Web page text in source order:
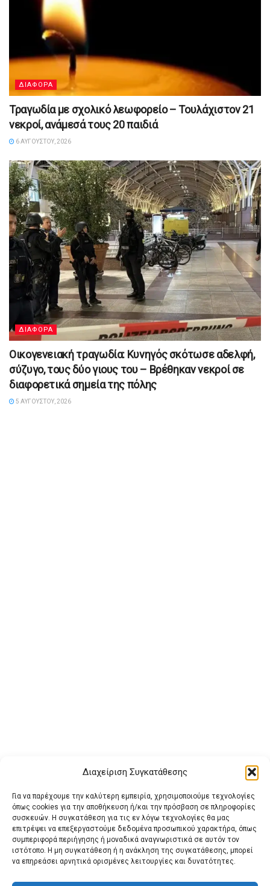
Διαχείριση Συγκατάθεσης
Για να παρέχουμε την καλύτερη εμπειρία, χρησιμοποιούμε τεχνολογίες
όπως cookies για την αποθήκευση ή/και την πρόσβαση σε πληροφορίες
συσκευών. Η συγκατάθεση για τις εν λόγω τεχνολογίες θα μας
επιτρέψει να επεξεργαστούμε δεδομένα προσωπικού χαρακτήρα, όπως
συμπεριφορά περιήγησης ή μοναδικά αναγνωριστικά σε αυτόν τον
ιστότοπο. Η μη συγκατάθεση ή η ανάκληση της συγκατάθεσης, μπορεί
να επηρεάσει αρνητικά ορισμένες λειτουργίες και δυνατότητες.
ΔΙΑΦΟΡΑ
Τραγωδία με σχολικό λεωφορείο – Τουλάχιστον 21
νεκροί, ανάμεσά τους 20 παιδιά
6 ΑΥΓΟΎΣΤΟΥ, 2026
ΔΙΑΦΟΡΑ
Οικογενειακή τραγωδία: Κυνηγός σκότωσε αδελφή,
σύζυγο, τους δύο γιους του – Βρέθηκαν νεκροί σε
διαφορετικά σημεία της πόλης
5 ΑΥΓΟΎΣΤΟΥ, 2026
Buy Adspace ΑΡΧΙΚΗ ΕΠΙΚΟΙΝΩΝΙΑ
ΟΡΟΙ ΧΡΗΣΗΣ